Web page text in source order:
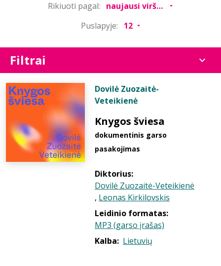
Rikiuoti pagal:
Puslapyje:
Filtrai
Dovilė Zuozaitė-
Veteikienė
Knygos šviesa
dokumentinis garso
pasakojimas
Diktorius:
Dovilė Zuozaitė-Veteikienė
, Leonas Kirkilovskis
Leidinio formatas:
MP3 (garso įrašas)
Kalba: Lietuvių